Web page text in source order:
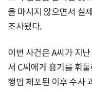
을 마시지 않으면서 실
조사됐다.
이번 사건은 A씨가 지
서 C씨에게 흉기를 휘
행범 체포된 이후 수사